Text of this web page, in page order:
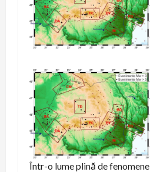
Într-o lume plină de fenomene